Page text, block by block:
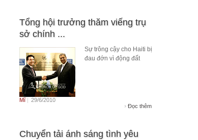
Tổng hội trưởng thăm viếng trụ
sở chính ...
Sự trông cậy cho Haiti bị
đau đớn vì động đất
Mĩ | 29/6/2010
Đọc thêm
Chuyển tải ánh sáng tình yêu